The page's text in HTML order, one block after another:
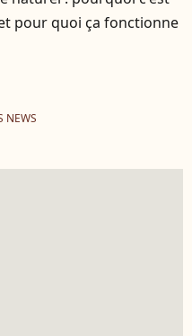
pour quoi ça fonctionne
NEWS